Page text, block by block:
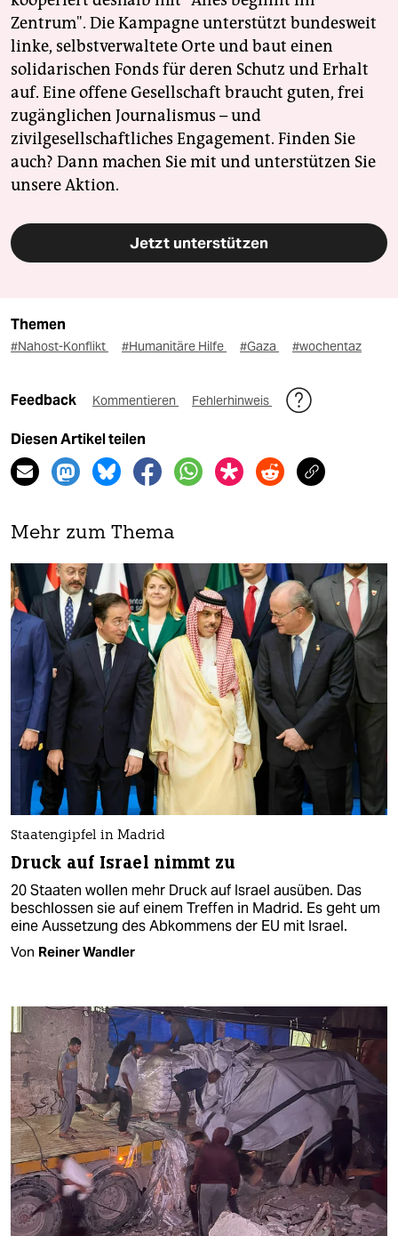
Zentrum". Die Kampagne unterstützt bundesweit
linke, selbstverwaltete Orte und baut einen
solidarischen Fonds für deren Schutz und Erhalt
auf. Eine offene Gesellschaft braucht guten, frei
zugänglichen Journalismus – und
zivilgesellschaftliches Engagement. Finden Sie
auch? Dann machen Sie mit und unterstützen Sie
unsere Aktion.
Jetzt unterstützen
Themen
#Nahost-Konflikt #Humanitäre Hilfe #Gaza #wochentaz
Feedback Kommentieren Fehlerhinweis
Diesen Artikel teilen
Mehr zum Thema
Staatengipfel in Madrid
Druck auf Israel nimmt zu
20 Staaten wollen mehr Druck auf Israel ausüben. Das
beschlossen sie auf einem Treffen in Madrid. Es geht um
eine Aussetzung des Abkommens der EU mit Israel.
Von Reiner Wandler